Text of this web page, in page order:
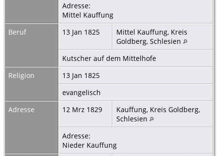
Adresse:
Mittel Kauffung
Beruf
13 Jan 1825
Mittel Kauffung, Kreis
Goldberg, Schlesien
Kutscher auf dem Mittelhofe
Religion
13 Jan 1825
evangelisch
Adresse
12 Mrz 1829
Kauffung, Kreis Goldberg,
Schlesien
Adresse:
Nieder Kauffung